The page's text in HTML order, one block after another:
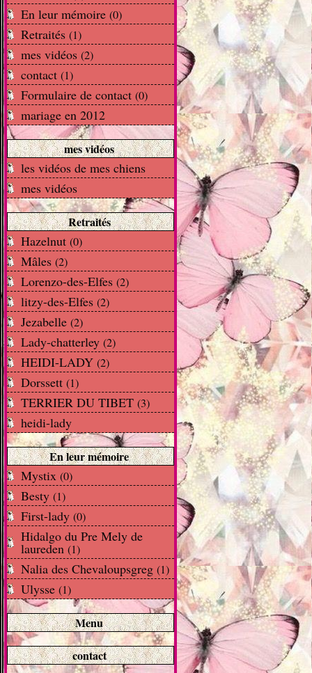
En leur mémoire (0)
Retraités (1)
mes vidéos (2)
contact (1)
Formulaire de contact (0)
mariage en 2012
mes vidéos
les vidéos de mes chiens
mes vidéos
Retraités
Hazelnut (0)
Mâles (2)
Lorenzo-des-Elfes (2)
litzy-des-Elfes (2)
Jezabelle (2)
Lady-chatterley (2)
HEIDI-LADY (2)
Dorssett (1)
TERRIER DU TIBET (3)
heidi-lady
En leur mémoire
Mystix (0)
Besty (1)
First-lady (0)
Hidalgo du Pre Mely de
laureden (1)
Nalia des Chevaloupsgreg (1)
Ulysse (1)
Menu
contact